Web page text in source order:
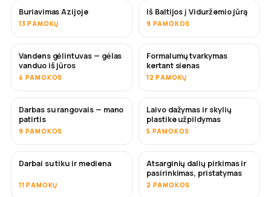
NETRUKUS
Buriavimas Azijoje
13 PAMOKŲ
NETRUKUS
Iš Baltijos į Viduržemio jūrą
9 PAMOKOS
NETRUKUS
Vandens gėlintuvas — gėlas
vanduo iš jūros
4 PAMOKOS
Formalumų tvarkymas
kertant sienas
12 PAMOKŲ
NETRUKUS
Darbas su rangovais — mano
patirtis
9 PAMOKOS
NETRUKUS
Laivo dažymas ir skylių
plastike užpildymas
5 PAMOKOS
Darbai su tiku ir mediena
11 PAMOKŲ
NETRUKUS
Atsarginių dalių pirkimas ir
pasirinkimas, pristatymas
2 PAMOKOS